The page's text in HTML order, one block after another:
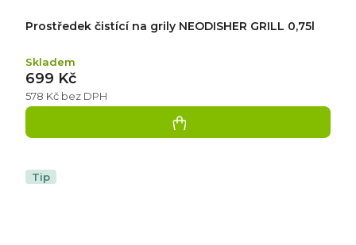
Prostředek čistící na grily NEODISHER GRILL 0,75l
Skladem
578 Kč bez DPH
699 Kč
Tip